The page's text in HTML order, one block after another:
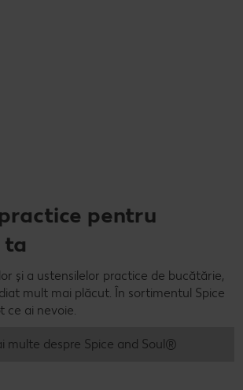
pentru
ta
și a ustensilelor practice de bucătărie,
mult mai plăcut. În sortimentul Spice
ce ai nevoie.
multe despre Spice and Soul®